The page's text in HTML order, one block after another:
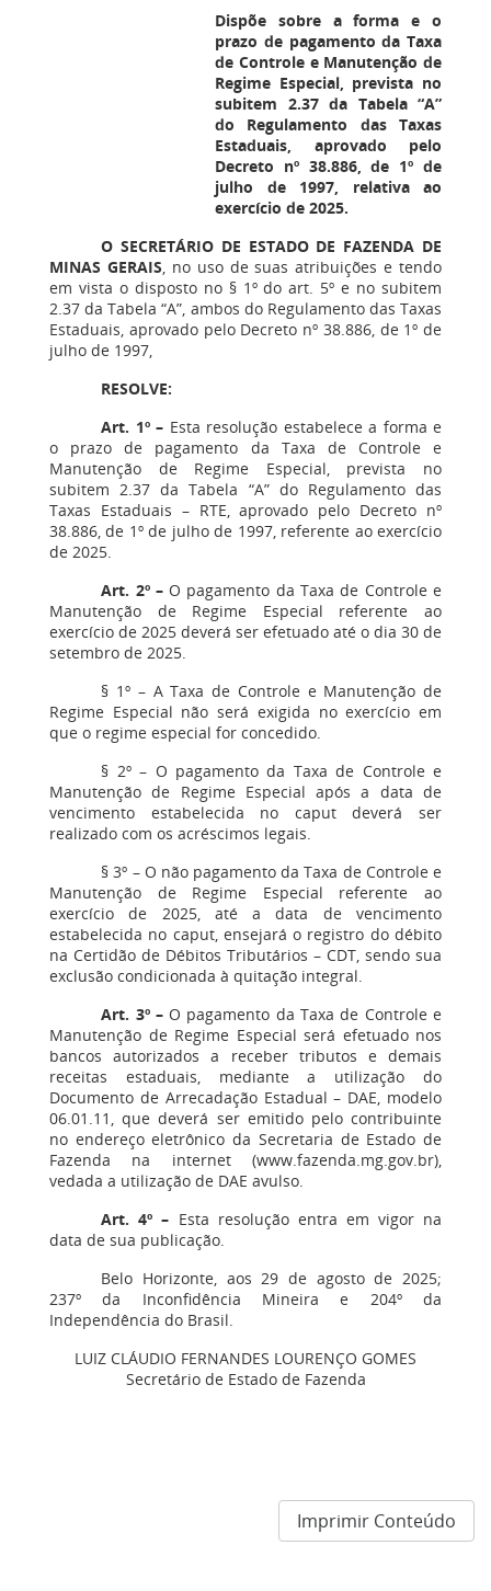
Dispõe sobre a forma e o
prazo de pagamento da Taxa
de Controle e Manutenção de
Regime Especial, prevista no
subitem 2.37 da Tabela “A”
do Regulamento das Taxas
Estaduais, aprovado pelo
Decreto nº 38.886, de 1º de
julho de 1997, relativa ao
exercício de 2025.
O SECRETÁRIO DE ESTADO DE FAZENDA DE
MINAS GERAIS, no uso de suas atribuições e tendo
em vista o disposto no § 1º do art. 5º e no subitem
2.37 da Tabela “A”, ambos do Regulamento das Taxas
Estaduais, aprovado pelo Decreto nº 38.886, de 1º de
julho de 1997,
RESOLVE:
Art. 1º – Esta resolução estabelece a forma e
o prazo de pagamento da Taxa de Controle e
Manutenção de Regime Especial, prevista no
subitem 2.37 da Tabela “A” do Regulamento das
Taxas Estaduais – RTE, aprovado pelo Decreto nº
38.886, de 1º de julho de 1997, referente ao exercício
de 2025.
Art. 2º –O pagamento da Taxa de Controle e
Manutenção de Regime Especial referente ao
exercício de 2025 deverá ser efetuado até o dia 30 de
setembro de 2025.
§ 1º – A Taxa de Controle e Manutenção de
Regime Especial não será exigida no exercício em
que o regime especial for concedido.
§ 2º – O pagamento da Taxa de Controle e
Manutenção de Regime Especial após a data de
vencimento estabelecida no caput deverá ser
realizado com os acréscimos legais.
§ 3º – O não pagamento da Taxa de Controle e
Manutenção de Regime Especial referente ao
exercício de 2025, até a data de vencimento
estabelecida no caput, ensejará o registro do débito
na Certidão de Débitos Tributários – CDT, sendo sua
exclusão condicionada à quitação integral.
Art. 3º –O pagamento da Taxa de Controle e
Manutenção de Regime Especial será efetuado nos
bancos autorizados a receber tributos e demais
receitas estaduais, mediante a utilização do
Documento de Arrecadação Estadual – DAE, modelo
06.01.11, que deverá ser emitido pelo contribuinte
no endereço eletrônico da Secretaria de Estado de
Fazenda na internet (www.fazenda.mg.gov.br),
vedada a utilização de DAE avulso.
Art. 4º – Esta resolução entra em vigor na
data de sua publicação.
Belo Horizonte, aos 29 de agosto de 2025;
237º da Inconfidência Mineira e 204º da
Independência do Brasil.
LUIZ CLÁUDIO FERNANDES LOURENÇO GOMES
Secretário de Estado de Fazenda
Imprimir Conteúdo